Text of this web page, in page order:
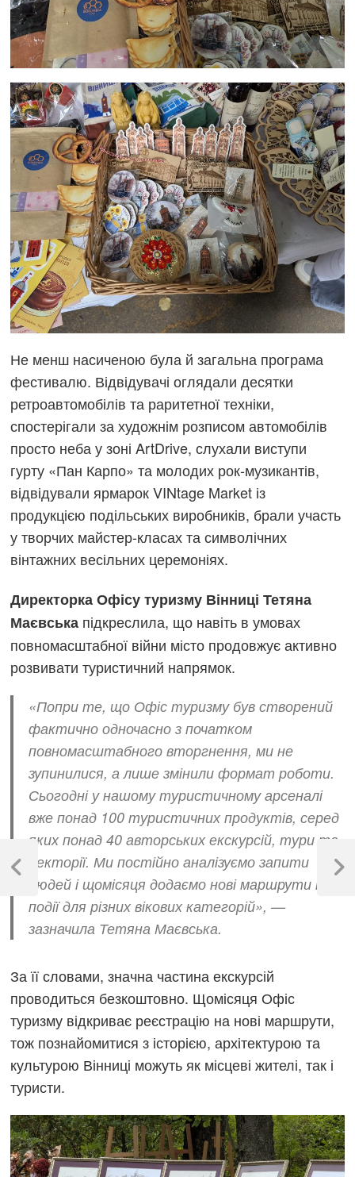
Не менш насиченою була й загальна програма
фестивалю. Відвідувачі оглядали десятки
ретроавтомобілів та раритетної техніки,
спостерігали за художнім розписом автомобілів
просто неба у зоні ArtDrive, слухали виступи
гурту «Пан Карпо» та молодих рок-музикантів,
відвідували ярмарок VINtage Market із
продукцією подільських виробників, брали участь
у творчих майстер-класах та символічних
вінтажних весільних церемоніях.
Директорка Офісу туризму Вінниці Тетяна
Маєвська підкреслила, що навіть в умовах
повномасштабної війни місто продовжує активно
розвивати туристичний напрямок.
«Попри те, що Офіс туризму був створений
фактично одночасно з початком
повномасштабного вторгнення, ми не
зупинилися, а лише змінили формат роботи.
Сьогодні у нашому туристичному арсеналі
вже понад 100 туристичних продуктів, серед
яких понад 40 авторських екскурсій, тури та
лекторії. Ми постійно аналізуємо запити
людей і щомісяця додаємо нові маршрути та
події для різних вікових категорій», —
зазначила Тетяна Маєвська.
За її словами, значна частина екскурсій
проводиться безкоштовно. Щомісяця Офіс
туризму відкриває реєстрацію на нові маршрути,
тож познайомитися з історією, архітектурою та
культурою Вінниці можуть як місцеві жителі, так і
туристи.
Навігація
записів
Previous
Next
Post